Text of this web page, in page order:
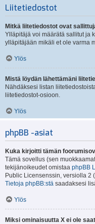
Liitetiedostot
Mitkä liitetiedostot ovat
Ylläpitäjä voi määrätä sallitut ja
ylläpitäjään mikäli et ole varma
Ylös
Mistä löydän lähettämäni
Nähdäksesi listan
liitetiedostot-osioon.
Ylös
phpBB -asiat
Kuka kirjoitti tämän
Tämä sovellus (sen
tekijänoikeudet omistaa phpBB
Public Licensenssin, versiolla 2
Tietoja phpBB:stä saadaksesi
Ylös
Miksi ominaisuutta X ei ole